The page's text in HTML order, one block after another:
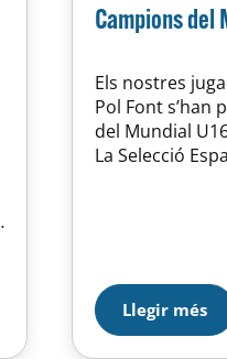
Campions del
Els nostres
Pol Font s’han
del Mundial
La Selecció
Llegir més